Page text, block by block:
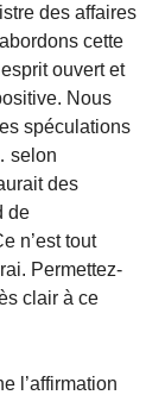
des affaires
cette
ouvert et
Nous
spéculations
selon
des
de
n’est tout
Permettez-
clair à ce
l’affirmation